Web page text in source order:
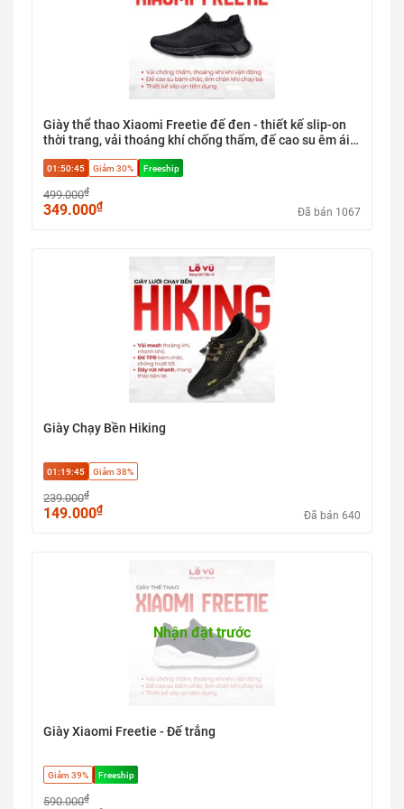
Giày thể thao Xiaomi Freetie đế đen - thiết kế slip-on
thời trang, vải thoáng khí chống thấm, đế cao su êm ái,
01:50:44 Giảm 30% Freeship
499.000₫
349.000₫ Đã bán 1067
Giày Chạy Bền Hiking
01:19:44 Giảm 38%
239.000₫
149.000₫ Đã bán 640
Nhận đặt trước
Giày Xiaomi Freetie - Đế trắng
Giảm 39% Freeship
590.000₫